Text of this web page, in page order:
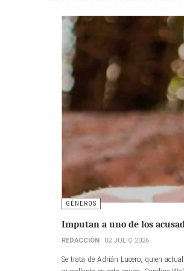
GÉNEROS
Imputan a uno de los
REDACCIÓN 02 JULIO 2026
Se trata de Adrián Lucero, quien